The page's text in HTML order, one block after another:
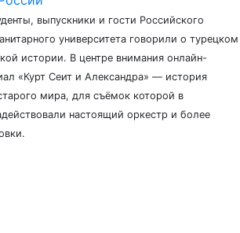
выпускники и гости Российского
университета говорили о турецком
истории. В центре внимания онлайн-
«Курт Сеит и Александра» — история
мира, для съёмок которой в
настоящий оркестр и более